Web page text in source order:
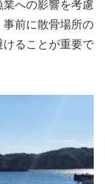
への影響を考慮
事前に散骨場所の
けることが重要で